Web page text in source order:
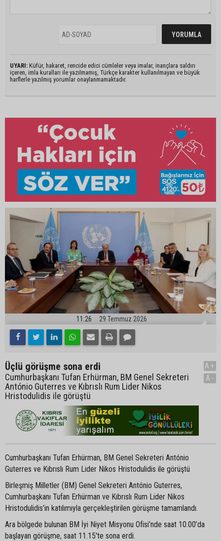
UYARI: Küfür, hakaret, rencide edici cümleler veya imalar, inançlara saldırı
içeren, imla kuralları ile yazılmamış, Türkçe karakter kullanılmayan ve büyük
harflerle yazılmış yorumlar onaylanmamaktadır.
11:26 29 Temmuz 2026
Üçlü görüşme sona erdi
Cumhurbaşkanı Tufan Erhürman, BM Genel Sekreteri
António Guterres ve Kıbrıslı Rum Lider Nikos
Hristodulidis ile görüştü
A+
A-
Cumhurbaşkanı Tufan Erhürman, BM Genel Sekreteri António
Guterres ve Kıbrıslı Rum Lider Nikos Hristodulidis ile görüştü
Birleşmiş Milletler (BM) Genel Sekreteri António Guterres,
Cumhurbaşkanı Tufan Erhürman ve Kıbrıslı Rum Lider Nikos
Hristodulidis’in katılımıyla gerçekleştirilen görüşme tamamlandı.
Ara bölgede bulunan BM İyi Niyet Misyonu Ofisi’nde saat 10.00’da
başlayan görüşme, saat 11.15'te sona erdi.